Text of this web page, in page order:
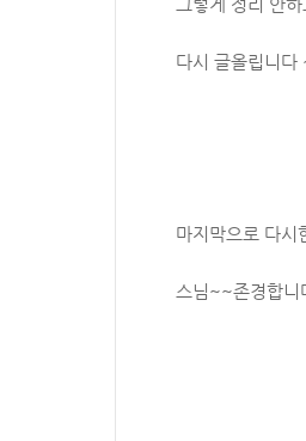
그렇게 정리 안
다시 글올립니
마지막으로 다시
스님~~존경합